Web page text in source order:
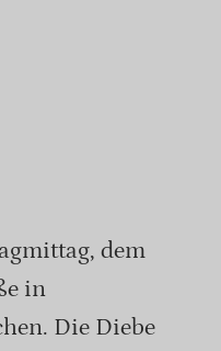
dem
in
Die Diebe